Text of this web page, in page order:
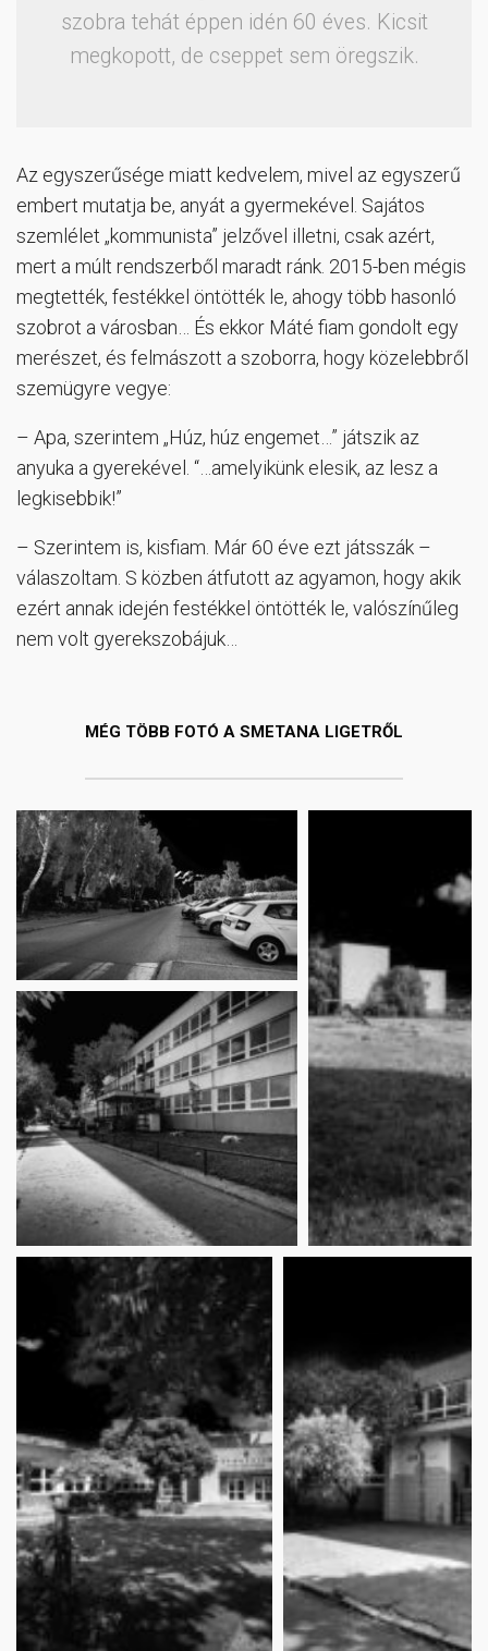
szobra tehát éppen idén 60 éves. Kicsit
megkopott, de cseppet sem öregszik.
Az egyszerűsége miatt kedvelem, mivel az egyszerű
embert mutatja be, anyát a gyermekével. Sajátos
szemlélet „kommunista” jelzővel illetni, csak azért,
mert a múlt rendszerből maradt ránk. 2015-ben mégis
megtették, festékkel öntötték le, ahogy több hasonló
szobrot a városban… És ekkor Máté fiam gondolt egy
merészet, és felmászott a szoborra, hogy közelebbről
szemügyre vegye:
– Apa, szerintem „Húz, húz engemet…” játszik az
anyuka a gyerekével. “…amelyikünk elesik, az lesz a
legkisebbik!”
– Szerintem is, kisfiam. Már 60 éve ezt játsszák –
válaszoltam. S közben átfutott az agyamon, hogy akik
ezért annak idején festékkel öntötték le, valószínűleg
nem volt gyerekszobájuk…
MÉG TÖBB FOTÓ A SMETANA LIGETRŐL